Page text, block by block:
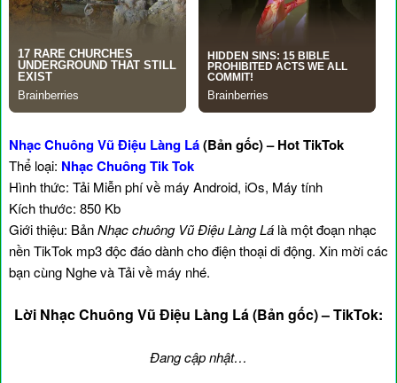
Nhạc Chuông Vũ Điệu Làng Lá(Bản gốc) – Hot TikTok
Thể loại: Nhạc Chuông Tik Tok
Hình thức: Tải Miễn phí về máy Android, iOs, Máy tính
Kích thước: 850 Kb
Giới thiệu: BảnNhạc chuông Vũ Điệu Làng Lá là một đoạn nhạc
nền TikTok mp3 độc đáo dành cho điện thoại di động. Xin mời các
bạn cùng Nghe và Tải về máy nhé.
Lời Nhạc Chuông Vũ Điệu Làng Lá (Bản gốc) – TikTok:
Đang cập nhật…